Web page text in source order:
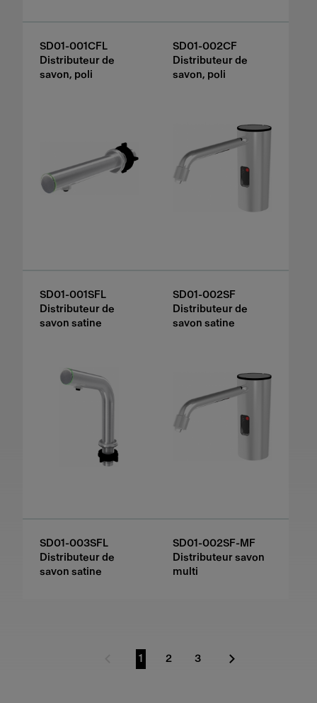
SD01-001CFL
Distributeur de
savon, poli
SD01-002CF
Distributeur de
savon, poli
SD01-001SFL
Distributeur de
savon satine
SD01-002SF
Distributeur de
savon satine
SD01-003SFL
Distributeur de
savon satine
SD01-002SF-MF
Distributeur savon
multi
Page précédente
Aller à la page
1
Aller à la page
2
Aller à la page
3
Page suivante